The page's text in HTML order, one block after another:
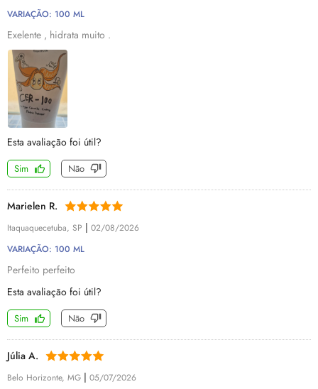
VARIAÇÃO: 100 ML
Exelente , hidrata muito .
Esta avaliação foi útil?
Sim Não
Marielen R.
Itaquaquecetuba, SP | 02/08/2026
VARIAÇÃO: 100 ML
Perfeito perfeito
Esta avaliação foi útil?
Sim Não
Júlia A.
Belo Horizonte, MG | 05/07/2026